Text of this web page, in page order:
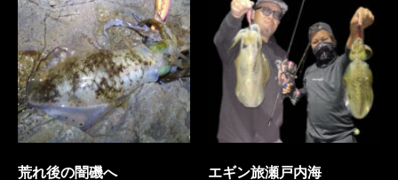
荒れ後の闇磯へ エギン旅瀬戸内海